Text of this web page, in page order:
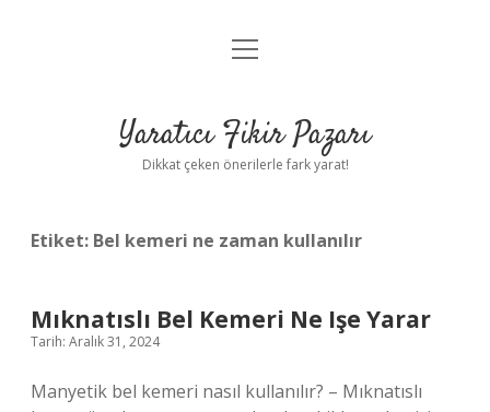
Anasayfa
Yasal Uyarı
menüyü
Yaratıcı Fikir Pazarı
Dikkat çeken önerilerle fark yarat!
Etiket: Bel kemeri ne zaman kullanılır
Mıknatıslı Bel Kemeri Ne Işe Yarar
Tarih: Aralık 31, 2024
Manyetik bel kemeri nasıl kullanılır? – Mıknatıslı